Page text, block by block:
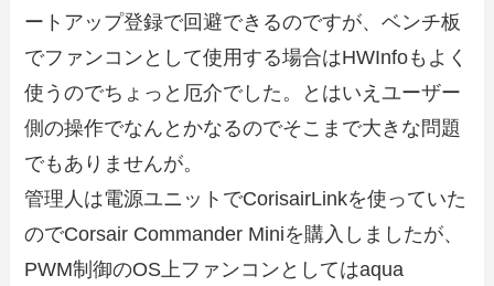
ートアップ登録で回避できるのですが、ベンチ板
でファンコンとして使用する場合はHWInfoもよく
使うのでちょっと厄介でした。とはいえユーザー
側の操作でなんとかなるのでそこまで大きな問題
でもありませんが。
管理人は電源ユニットでCorisairLinkを使っていた
のでCorsair Commander Miniを購入しましたが、
PWM制御のOS上ファンコンとしてはaqua